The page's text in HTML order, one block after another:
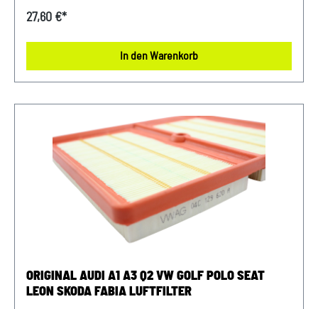
Verunreinigungen fernzuhalten, sorgt dieser Luftfilter für
und hochwertigen Materialien gewährleistet er eine lange
Lebensdauer und zuverlässige Leistung. Halten Sie Ihren
Ersatzteile Verwendung: passend bei vielen Audi/VW/SEAT/
Škoda Modellen Unser Service für Sie: Um Fehlkäufe zu
vermeiden, bieten wir Ihnen die Möglichkeit, uns vor Ihrer
Bestellung oder in der Kaufabwicklung die 17-stellige
Fahrgestellnummer(Bsp. VW: WVWZZZ... Audi: WAUZZZ...)
Ihres Fahrzeugs mitzuteilen. Wir prüfen vorab, ob der
gewünschte Artikel zum Fahrzeug passt.
27,60 €*
In den Warenkorb
ORIGINAL AUDI A1 A3 Q2 VW GOLF POLO SEAT
LEON SKODA FABIA LUFTFILTER